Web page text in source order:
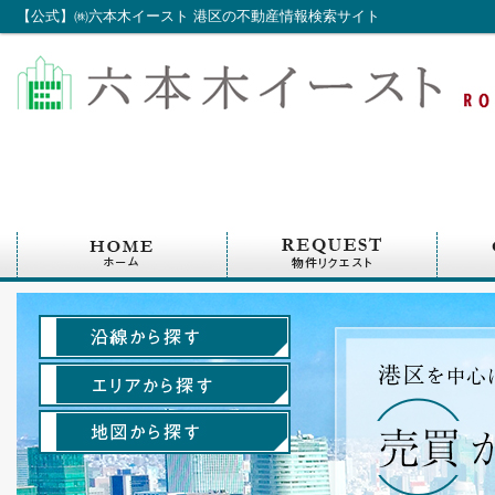
【公式】㈱六本木イースト 港区の不動産情報検索サイト